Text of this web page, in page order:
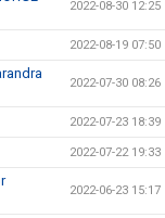
2022-08-30 12:25
2022-08-19 07:50
2022-07-30 08:26
2022-07-23 18:39
2022-07-22 19:33
2022-06-23 15:17